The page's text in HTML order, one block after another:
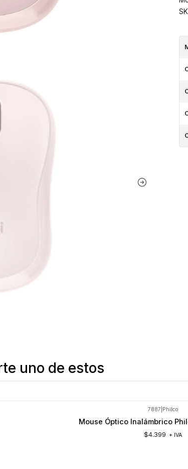
uno de estos
7887 Philco
Mouse Óptico Inalámbrico
$4.399 + IVA